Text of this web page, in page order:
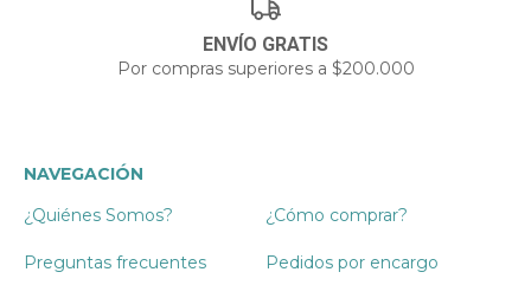
ENVÍO GRATIS
Por compras superiores a $200.000
NAVEGACIÓN
¿Quiénes Somos?
¿Cómo comprar?
Preguntas frecuentes Pedidos por encargo